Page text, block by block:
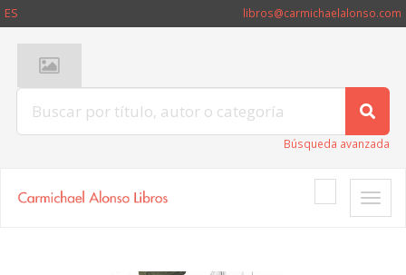
ES libros@carmichaelalonso.com
Búsqueda avanzada
Toggle